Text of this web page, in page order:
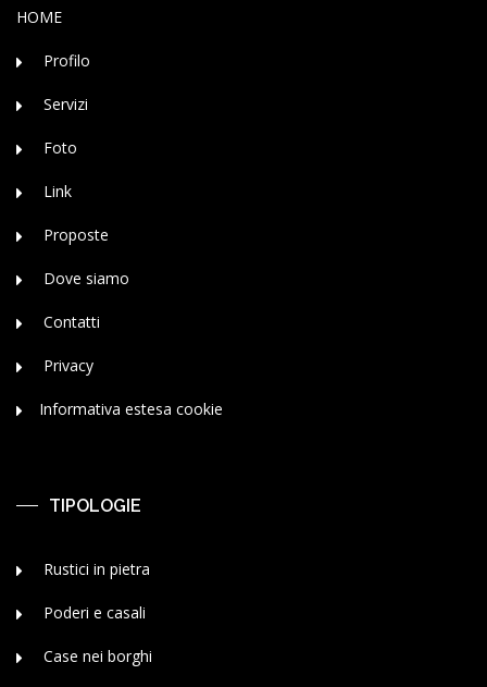
HOME
Profilo
Servizi
Foto
Link
Proposte
Dove siamo
Contatti
Privacy
Informativa estesa cookie
TIPOLOGIE
Rustici in pietra
Poderi e casali
Case nei borghi